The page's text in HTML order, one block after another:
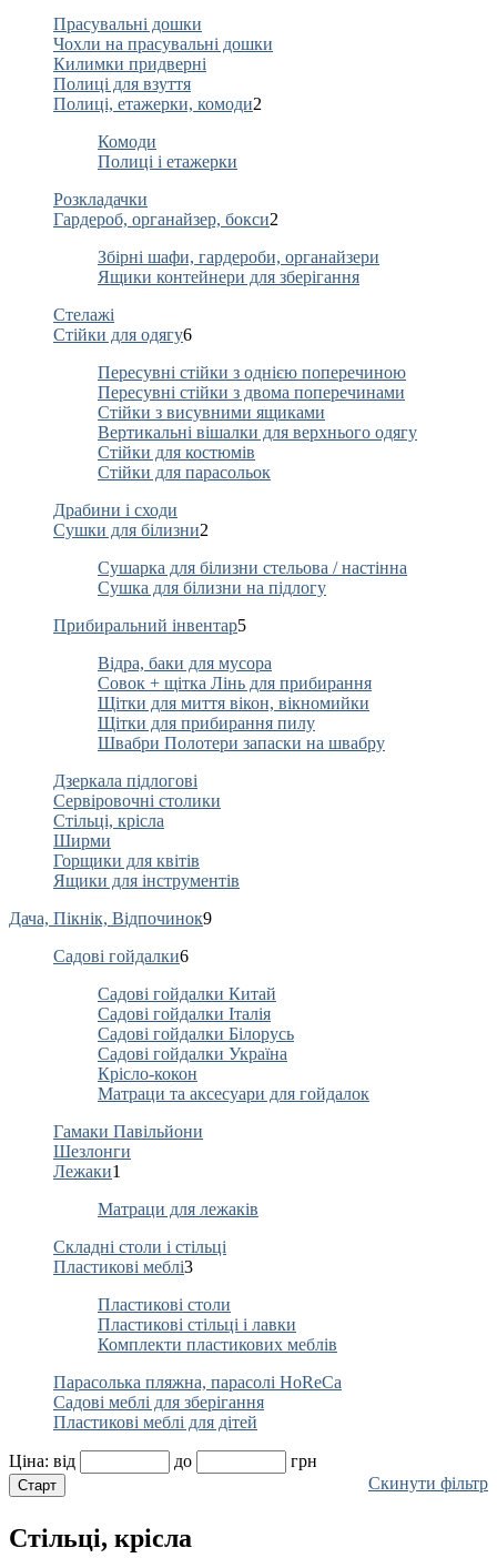
Прасувальні дошки
Чохли на прасувальні дошки
Килимки придверні
Полиці для взуття
Полиці, етажерки, комоди2
Комоди
Полиці і етажерки
Розкладачки
Гардероб, органайзер, бокси2
Збірні шафи, гардероби, органайзери
Ящики контейнери для зберігання
Стелажі
Стійки для одягу6
Пересувні стійки з однією поперечиною
Пересувні стійки з двома поперечинами
Стійки з висувними ящиками
Вертикальні вішалки для верхнього одягу
Стійки для костюмів
Стійки для парасольок
Драбини і сходи
Сушки для білизни2
Сушарка для білизни стельова / настінна
Сушка для білизни на підлогу
Прибиральний інвентар5
Відра, баки для мусора
Совок + щітка Лінь для прибирання
Щітки для миття вікон, вікномийки
Щітки для прибирання пилу
Швабри Полотери запаски на швабру
Дзеркала підлогові
Сервіровочні столики
Стільці, крісла
Ширми
Горщики для квітів
Ящики для інструментів
Дача, Пікнік, Відпочинок9
Садові гойдалки6
Садові гойдалки Китай
Садові гойдалки Італія
Садові гойдалки Білорусь
Садові гойдалки Україна
Крісло-кокон
Матраци та аксесуари для гойдалок
Гамаки Павільйони
Шезлонги
Лежаки1
Матраци для лежаків
Складні столи і стільці
Пластикові меблі3
Пластикові столи
Пластикові стільці і лавки
Комплекти пластикових меблів
Парасолька пляжна, парасолі HoReCa
Садові меблі для зберігання
Пластикові меблі для дітей
Ціна: від до
грн
Скинути фільтр
Стільці, крісла